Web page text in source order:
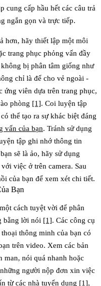
cung cấp hầu hết các câu trả
ngắn gọn và trực tiếp.
hơn, hãy thiết lập một môi
trang phục phỏng vấn đầy
bị phân tâm giống như
chỉ là để cho vẻ ngoài -
ứng viên dựa trên trang phục,
phòng [1]. Coi luyện tập
thể tạo ra sự khác biệt đáng
vấn của bạn. Tránh sử dụng
tập ghi nhớ thông tin
sẽ là ảo, hãy sử dụng
việc ở trên camera. Sau
của bạn để xem xét chi tiết.
Bạn
cách tuyệt vời để phân
bằng lời nói [1]. Các công cụ
thông minh của bạn có
trên video. Xem các bản
man, nói quá nhanh hoặc
người nộp đơn xin việc
từ các nhà tuyển dụng [1],